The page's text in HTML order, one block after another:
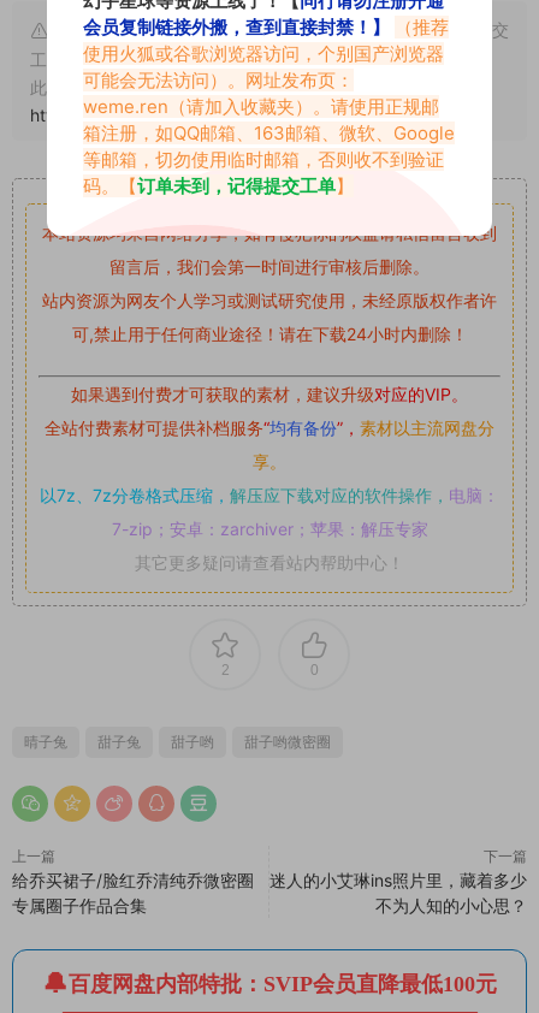
申明：本文资源均来源网友分享，若侵犯了您的权限可以提交
工单处理。
此外本文章皆属于原创文章，转载请注明出处！原文链接：
https://www.vmiba.top/1767.html
重要声明
本站资源均来自网络分享，如有侵犯你的权益请私信留言收到
留言后，我们会第一时间进行审核后删除。
站内资源为网友个人学习或测试研究使用，未经原版权作者许
可,禁止用于任何商业途径！请在下载24小时内删除！
如果遇到付费才可获取的素材，建议升级对应的VIP。
全站付费素材可提供补档服务“均有备份”， 素材以主流网盘分
享。
以7z、7z分卷格式压缩， 解压应下载对应的软件操作， 电脑：
7-zip；安卓：zarchiver；苹果：解压专家
其它更多疑问请查看站内帮助中心！
2 0
晴子兔 甜子兔 甜子哟 甜子哟微密圈
上一篇
给乔买裙子/脸红乔清纯乔微密圈
专属圈子作品合集
下一篇
迷人的小艾琳ins照片里，藏着多少
不为人知的小心思？
百度网盘内部特批：SVIP会员直降最低100元
会员复制链接外搬，查到直接封禁！】
（推荐
使用火狐或谷歌浏览器访问，个别国产浏览器
可能会无法访问）。网址发布页：
weme.ren （请加入收藏夹）。请使用正规邮
箱注册，如QQ邮箱、163邮箱、微软、Google
等邮箱，切勿使用临时邮箱，否则收不到验证
码。【订单未到，记得提交工单】